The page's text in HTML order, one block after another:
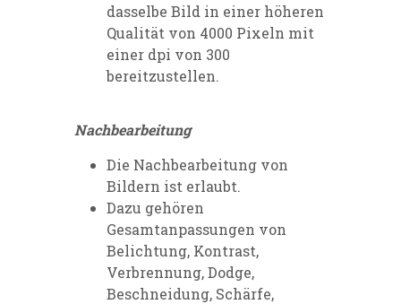
dasselbe Bild in einer höheren
Qualität von 4000 Pixeln mit
einer dpi von 300
bereitzustellen.
Nachbearbeitung
Die Nachbearbeitung von
Bildern ist erlaubt.
Dazu gehören
Gesamtanpassungen von
Belichtung, Kontrast,
Verbrennung, Dodge,
Beschneidung, Schärfe,